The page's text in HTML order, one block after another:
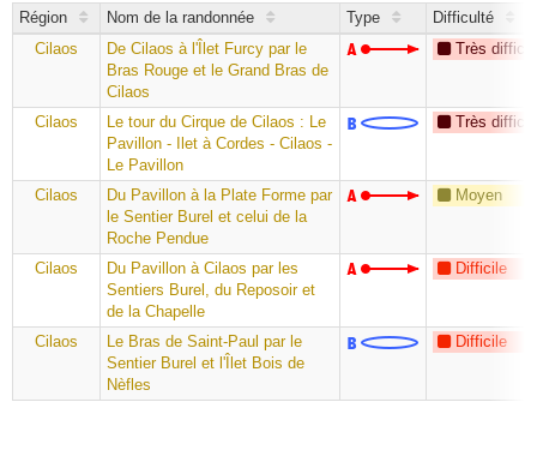
Région Nom de la randonnée Type
Difficulté
Cilaos
De Cilaos à l'Îlet Furcy par le
Bras Rouge et le Grand Bras de
Cilaos
Très
Cilaos
Le tour du Cirque de Cilaos : Le
Pavillon - Ilet à Cordes - Cilaos -
Le Pavillon
Très
Cilaos
Du Pavillon à la Plate Forme par
le Sentier Burel et celui de la
Roche Pendue
Moyen
Cilaos
Du Pavillon à Cilaos par les
Sentiers Burel, du Reposoir et
de la Chapelle
Difficile
Cilaos
Le Bras de Saint-Paul par le
Sentier Burel et l'Îlet Bois de
Nèfles
Difficile